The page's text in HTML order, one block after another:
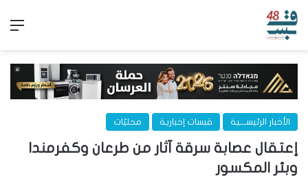
الأخبار الرئيســـية قبسات إخبارية محليّات
إعتقال عصابة سرقة آثار من طرعان وكفرمندا
وبئر المكسور